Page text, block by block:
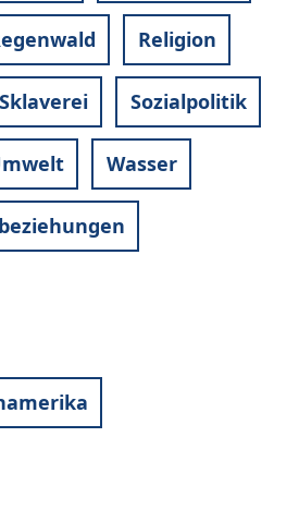
Religion
Sklaverei Sozialpolitik
Wasser